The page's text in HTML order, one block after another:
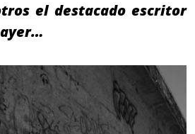
el destacado escritor